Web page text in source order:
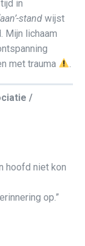
in
stand wijst
Mijn lichaam
met trauma
/
hoofd niet kon
op.”